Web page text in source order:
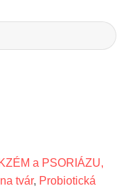
a PSORIÁZU,
tvár, Probiotická